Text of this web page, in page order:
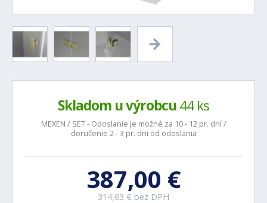
Skladom u výrobcu44 ks
MEXEN / SET - Odoslanie je možné za 10 - 12 pr. dní /
doručenie 2 - 3 pr. dni od odoslania
387,00 €
314,63 € bez DPH